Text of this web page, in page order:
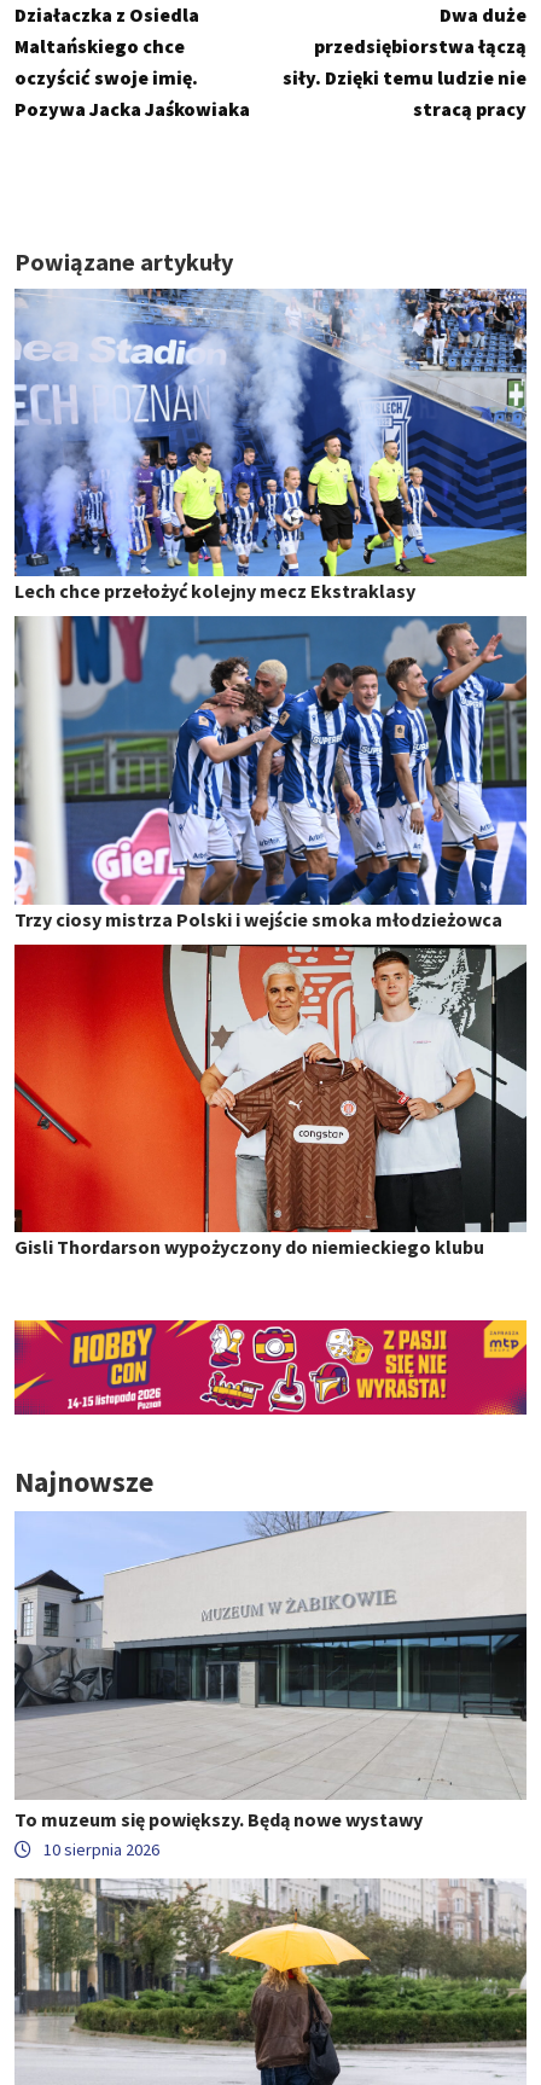
Działaczka z Osiedla
Maltańskiego chce
oczyścić swoje imię.
Pozywa Jacka Jaśkowiaka
Dwa duże
przedsiębiorstwa łączą
siły. Dzięki temu ludzie nie
stracą pracy
Powiązane artykuły
Lech chce przełożyć kolejny mecz Ekstraklasy
Trzy ciosy mistrza Polski i wejście smoka młodzieżowca
Gisli Thordarson wypożyczony do niemieckiego klubu
Najnowsze
To muzeum się powiększy. Będą nowe wystawy
10 sierpnia 2026